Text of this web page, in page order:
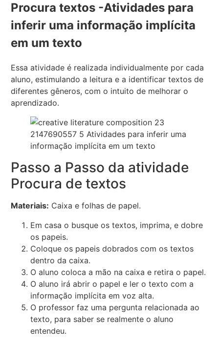
Procura textos -Atividades para
inferir uma informação implícita
em um texto
Essa atividade é realizada individualmente por cada
aluno, estimulando a leitura e a identificar textos de
diferentes gêneros, com o intuito de melhorar o
aprendizado.
Passo a Passo da atividade
Procura de textos
Materiais: Caixa e folhas de papel.
Em casa o busque os textos, imprima, e dobre
os papeis.
Coloque os papeis dobrados com os textos
dentro da caixa.
O aluno coloca a mão na caixa e retira o papel.
O aluno irá abrir o papel e ler o texto com a
informação implícita em voz alta.
O professor faz uma pergunta relacionada ao
texto, para saber se realmente o aluno
entendeu.